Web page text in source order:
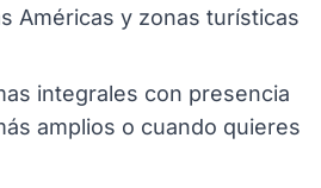
Américas y zonas turísticas
integrales con presencia
amplios o cuando quieres